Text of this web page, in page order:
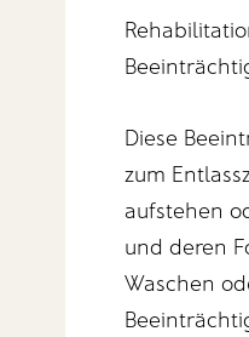
Diese
zum
aufstehen
und deren
Waschen